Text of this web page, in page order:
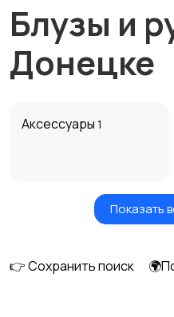
Блузы и
Донецке
Аксессуары 1
Будущим мамамПоказать
👉 Сохранить поиск